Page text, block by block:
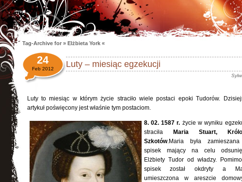
Tag-Archive for » Elżbieta York «
Luty – miesiąc egzekucji
24
Feb 2012
Luty to miesiąc w którym życie straciło wiele postaci epoki Tudorów.
artykuł poświęcony jest właśnie tym postaciom.
8. 02. 1587 r. życie w wyniku
straciła
Maria Stuart,
Szkotów.Maria była
spisek mający na celu
Elżbiety Tudor od władzy.
spisek został okdryty a
umieszczona w areszcie